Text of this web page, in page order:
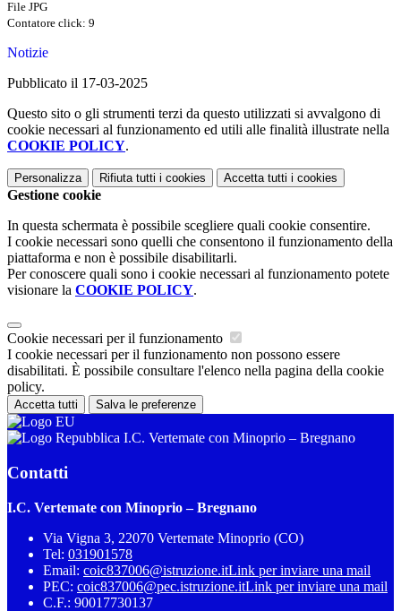
File JPG
Contatore click: 9
Notizie
Pubblicato il 17-03-2025
Questo sito o gli strumenti terzi da questo utilizzati si avvalgono di
cookie necessari al funzionamento ed utili alle finalità illustrate nella
COOKIE POLICY.
Personalizza Rifiuta tutti i cookies Accetta tutti i cookies
Gestione cookie
In questa schermata è possibile scegliere quali cookie consentire.
I cookie necessari sono quelli che consentono il funzionamento della
piattaforma e non è possibile disabilitarli.
Per conoscere quali sono i cookie necessari al funzionamento potete
visionare la COOKIE POLICY.
Cookie necessari per il funzionamento
I cookie necessari per il funzionamento non possono essere
disabilitati. È possibile consultare l'elenco nella pagina della cookie
policy.
Accetta tutti Salva le preferenze
I.C. Vertemate con Minoprio – Bregnano
Contatti
I.C. Vertemate con Minoprio – Bregnano
Via Vigna 3, 22070 Vertemate Minoprio (CO)
Tel: 031901578
Email: coic837006@istruzione.itLink per inviare una mail
PEC: coic837006@pec.istruzione.itLink per inviare una mail
C.F.: 90017730137